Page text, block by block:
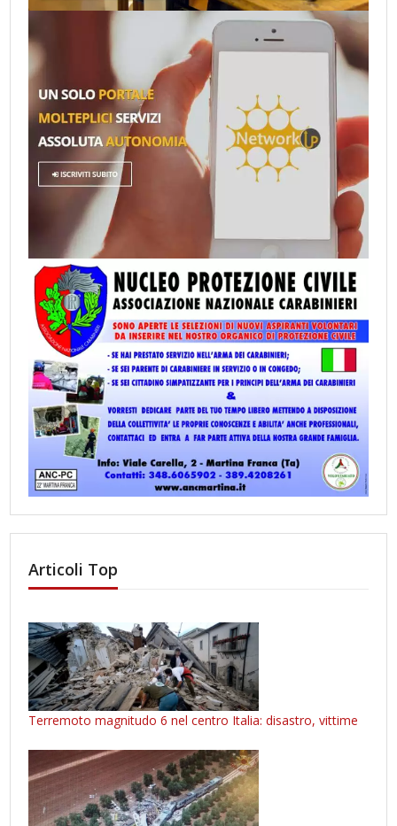
Articoli Top
Terremoto magnitudo 6 nel centro Italia: disastro, vittime